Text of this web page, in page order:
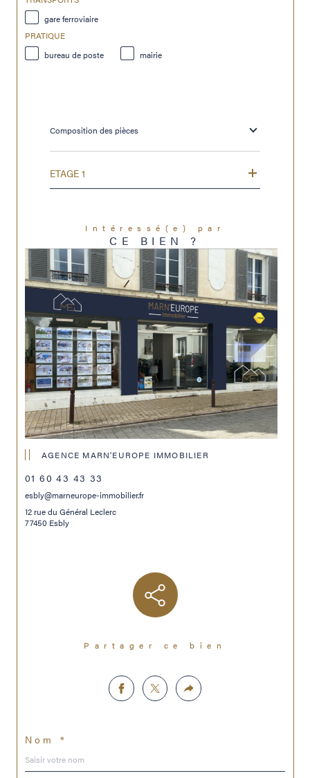
gare ferroviaire
PRATIQUE
bureau de poste
mairie
Composition des pièces
ETAGE 1
Intéressé(e) par
CE BIEN ?
AGENCE MARN'EUROPE IMMOBILIER
01 60 43 43 33
esbly@marneurope-immobilier.fr
12 rue du Général Leclerc
77450 Esbly
Partager ce bien
Nom *